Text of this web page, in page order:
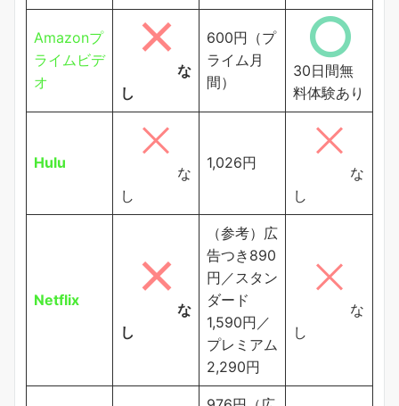
Amazonプ
ライムビデ
オ
な
し
600円（プ
ライム月
間）
30日間無
料体験あり
Hulu
な
し
1,026円
な
し
Netflix
な
し
（参考）広
告つき890
円／スタン
ダード
1,590円／
プレミアム
2,290円
な
し